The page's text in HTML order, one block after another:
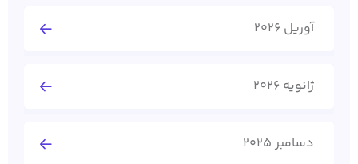
آوریل 2026
ژانویه 2026
دسامبر 2025